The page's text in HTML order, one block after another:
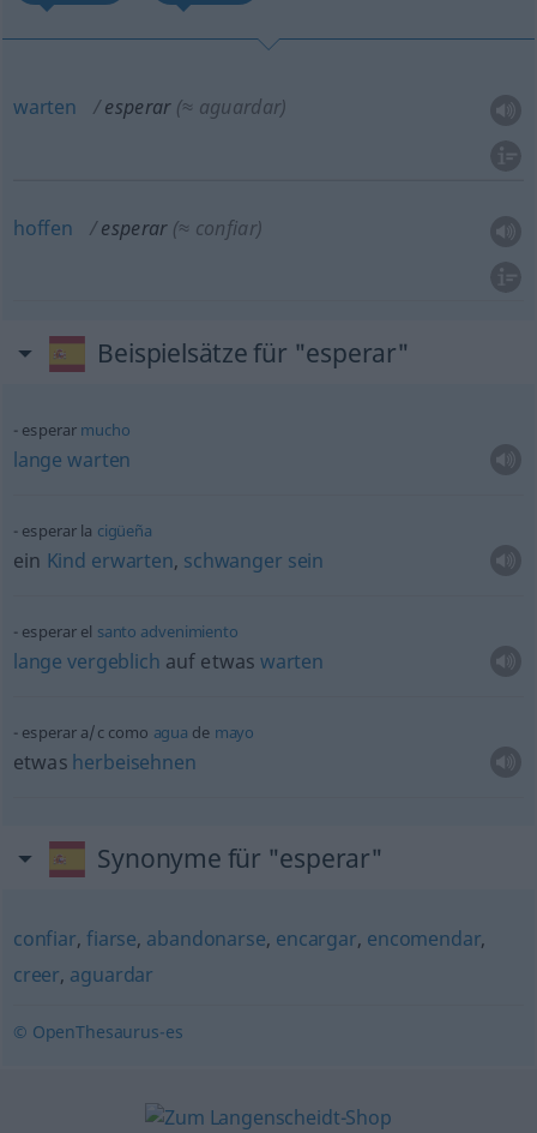
warten esperar (≈ aguardar)
hoffen esperar (≈ confiar)
Beispielsätze für "esperar"
esperar mucho
lange warten
esperar la cigüeña
ein Kind erwarten, schwanger sein
esperar el santo advenimiento
lange vergeblich auf etwas warten
esperar a/ccomo agua de mayo
etwas herbeisehnen
Synonyme für "esperar"
confiar,fiarse, abandonarse, encargar, encomendar,
creer, aguardar
© OpenThesaurus-es